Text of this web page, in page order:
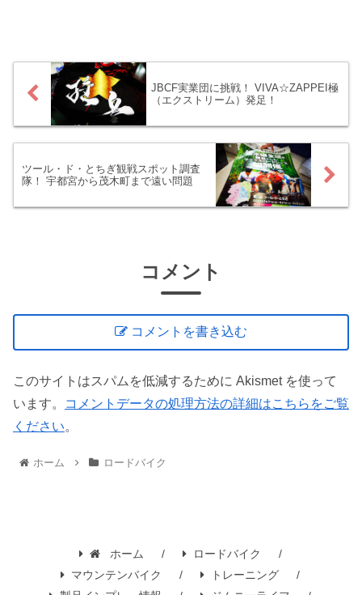
JBCF実業団に挑戦！ VIVA☆ZAPPEI極
（エクストリーム）発足！
ツール・ド・とちぎ観戦スポット調査
隊！ 宇都宮から茂木町まで遠い問題
コメント
コメントを書き込む
このサイトはスパムを低減するために Akismet を使って
います。
コメントデータの処理方法の詳細はこちらをご覧
ください。
ホーム ロードバイク
ホーム
ロードバイク
マウンテンバイク
トレーニング